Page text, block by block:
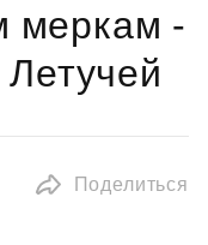
меркам -
Поделиться